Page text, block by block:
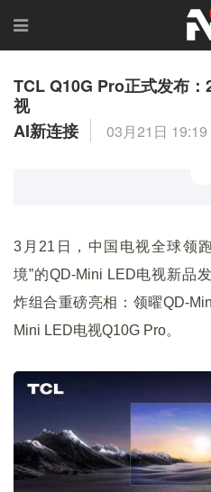
TCL Q10G Pro正式发布
视
AI新连接
03月21日 19:19
3月21日，中国电视全球领
境”的QD-Mini LED电视新品
炸组合重磅亮相：领曜QD-
Mini LED电视Q10G Pro。